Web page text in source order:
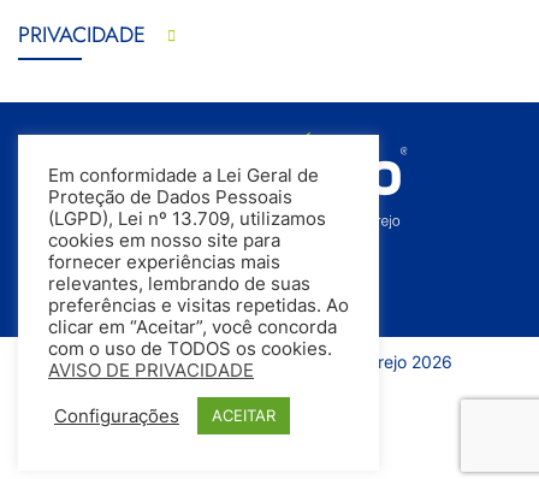
PRIVACIDADE
Todos os direitos reservados | InfoVarejo 2026
Em conformidade a Lei Geral de
Proteção de Dados Pessoais
(LGPD), Lei nº 13.709, utilizamos
cookies em nosso site para
fornecer experiências mais
relevantes, lembrando de suas
preferências e visitas repetidas. Ao
clicar em “Aceitar”, você concorda
com o uso de TODOS os cookies.
AVISO DE PRIVACIDADE
Configurações ACEITAR